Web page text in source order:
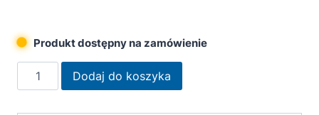
Produkt dostępny na zamówienie
ilość
Remmers
Dodaj do koszyka